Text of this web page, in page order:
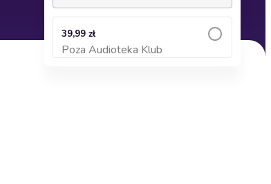
39,99 zł
Poza Audioteka Klub
Dodaj do koszyka